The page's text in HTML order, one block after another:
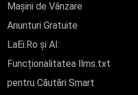
Mașini de Vânzare
Anunturi Gratuite
LaEi.Ro și AI:
Funcționalitatea llms.txt
pentru Căutări Smart